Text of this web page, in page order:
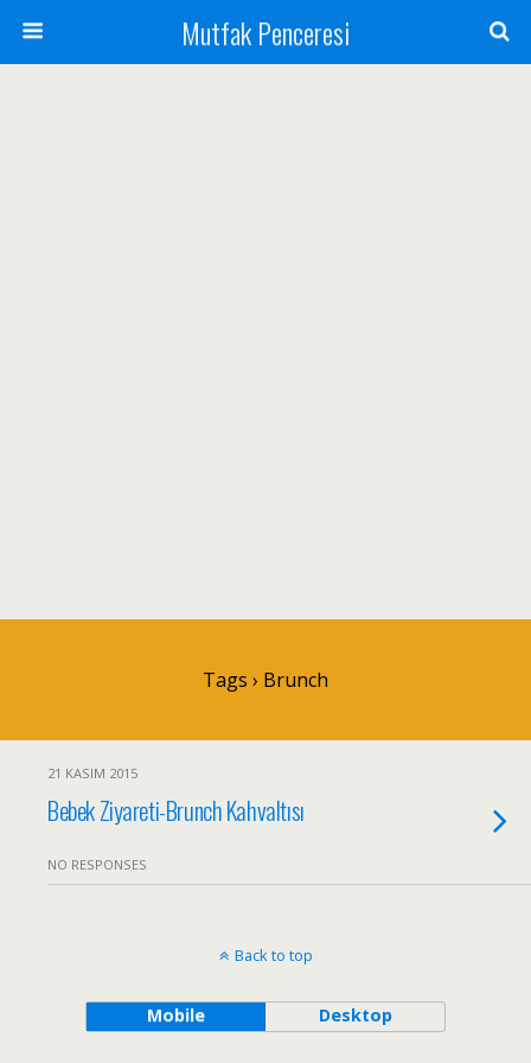
Mutfak Penceresi
Tags › Brunch
21 KASIM 2015
Bebek Ziyareti-Brunch Kahvaltısı
NO RESPONSES
Back to top
Mobile Desktop